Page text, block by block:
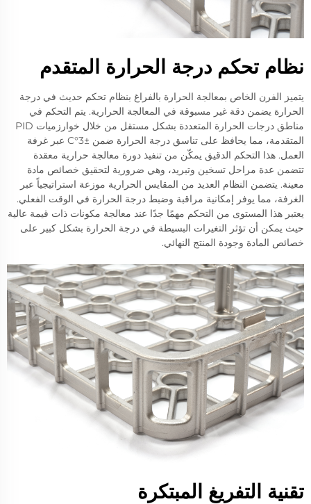
نظام تحكم درجة الحرارة المتقدم
يتميز الفرن الخاص بمعالجة الحرارة بالفراغ بنظام تحكم حديث في درجة
الحرارة يضمن دقة غير مسبوقة في المعالجة الحرارية. يتم التحكم في
مناطق درجات الحرارة المتعددة بشكل مستقل من خلال خوارزميات PID
المتقدمة، مما يحافظ على تناسق درجة الحرارة ضمن ±3°C عبر غرفة
العمل. هذا التحكم الدقيق يمكّن من تنفيذ دورة معالجة حرارية معقدة
تتضمن عدة مراحل تسخين وتبريد، وهي ضرورية لتحقيق خصائص مادة
معينة. يتضمن النظام العديد من المقايس الحرارية موزعة استراتيجياً عبر
الغرفة، مما يوفر إمكانية مراقبة وضبط درجة الحرارة في الوقت الفعلي.
يعتبر هذا المستوى من التحكم مهمًا جدًا عند معالجة مكونات ذات قيمة عالية
حيث يمكن أن تؤثر التغيرات البسيطة في درجة الحرارة بشكل كبير على
خصائص المادة وجودة المنتج النهائي.
تقنية التفريغ المبتكرة